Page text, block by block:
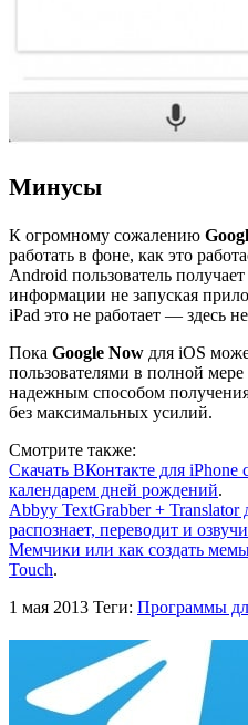
Минусы
К огромному сожалению
работать в фоне, как это
Android пользователь
информации не запуская
iPad это не работает — здесь
Пока Google Now для iOS
пользователями в полной
надежным способом
без максимальных усилий.
Смотрите также:
Скачать ВКонтакте для
календарем дней рождений.
Abbyy TextGrabber + Translator
распознает, переводит и
Мемчики или как создать
Touch.
1 мая 2013 Теги: Программы